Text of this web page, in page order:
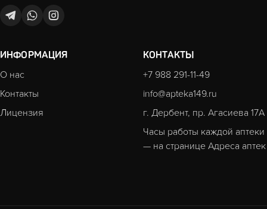
ИНФОРМАЦИЯ
О нас
Контакты
Лицензия
КОНТАКТЫ
+7 988 291-11-49
info@apteka149.ru
г. Дербент, пр. Агасиева 17А
Часы работы каждой аптеки
— на странице Адреса аптек